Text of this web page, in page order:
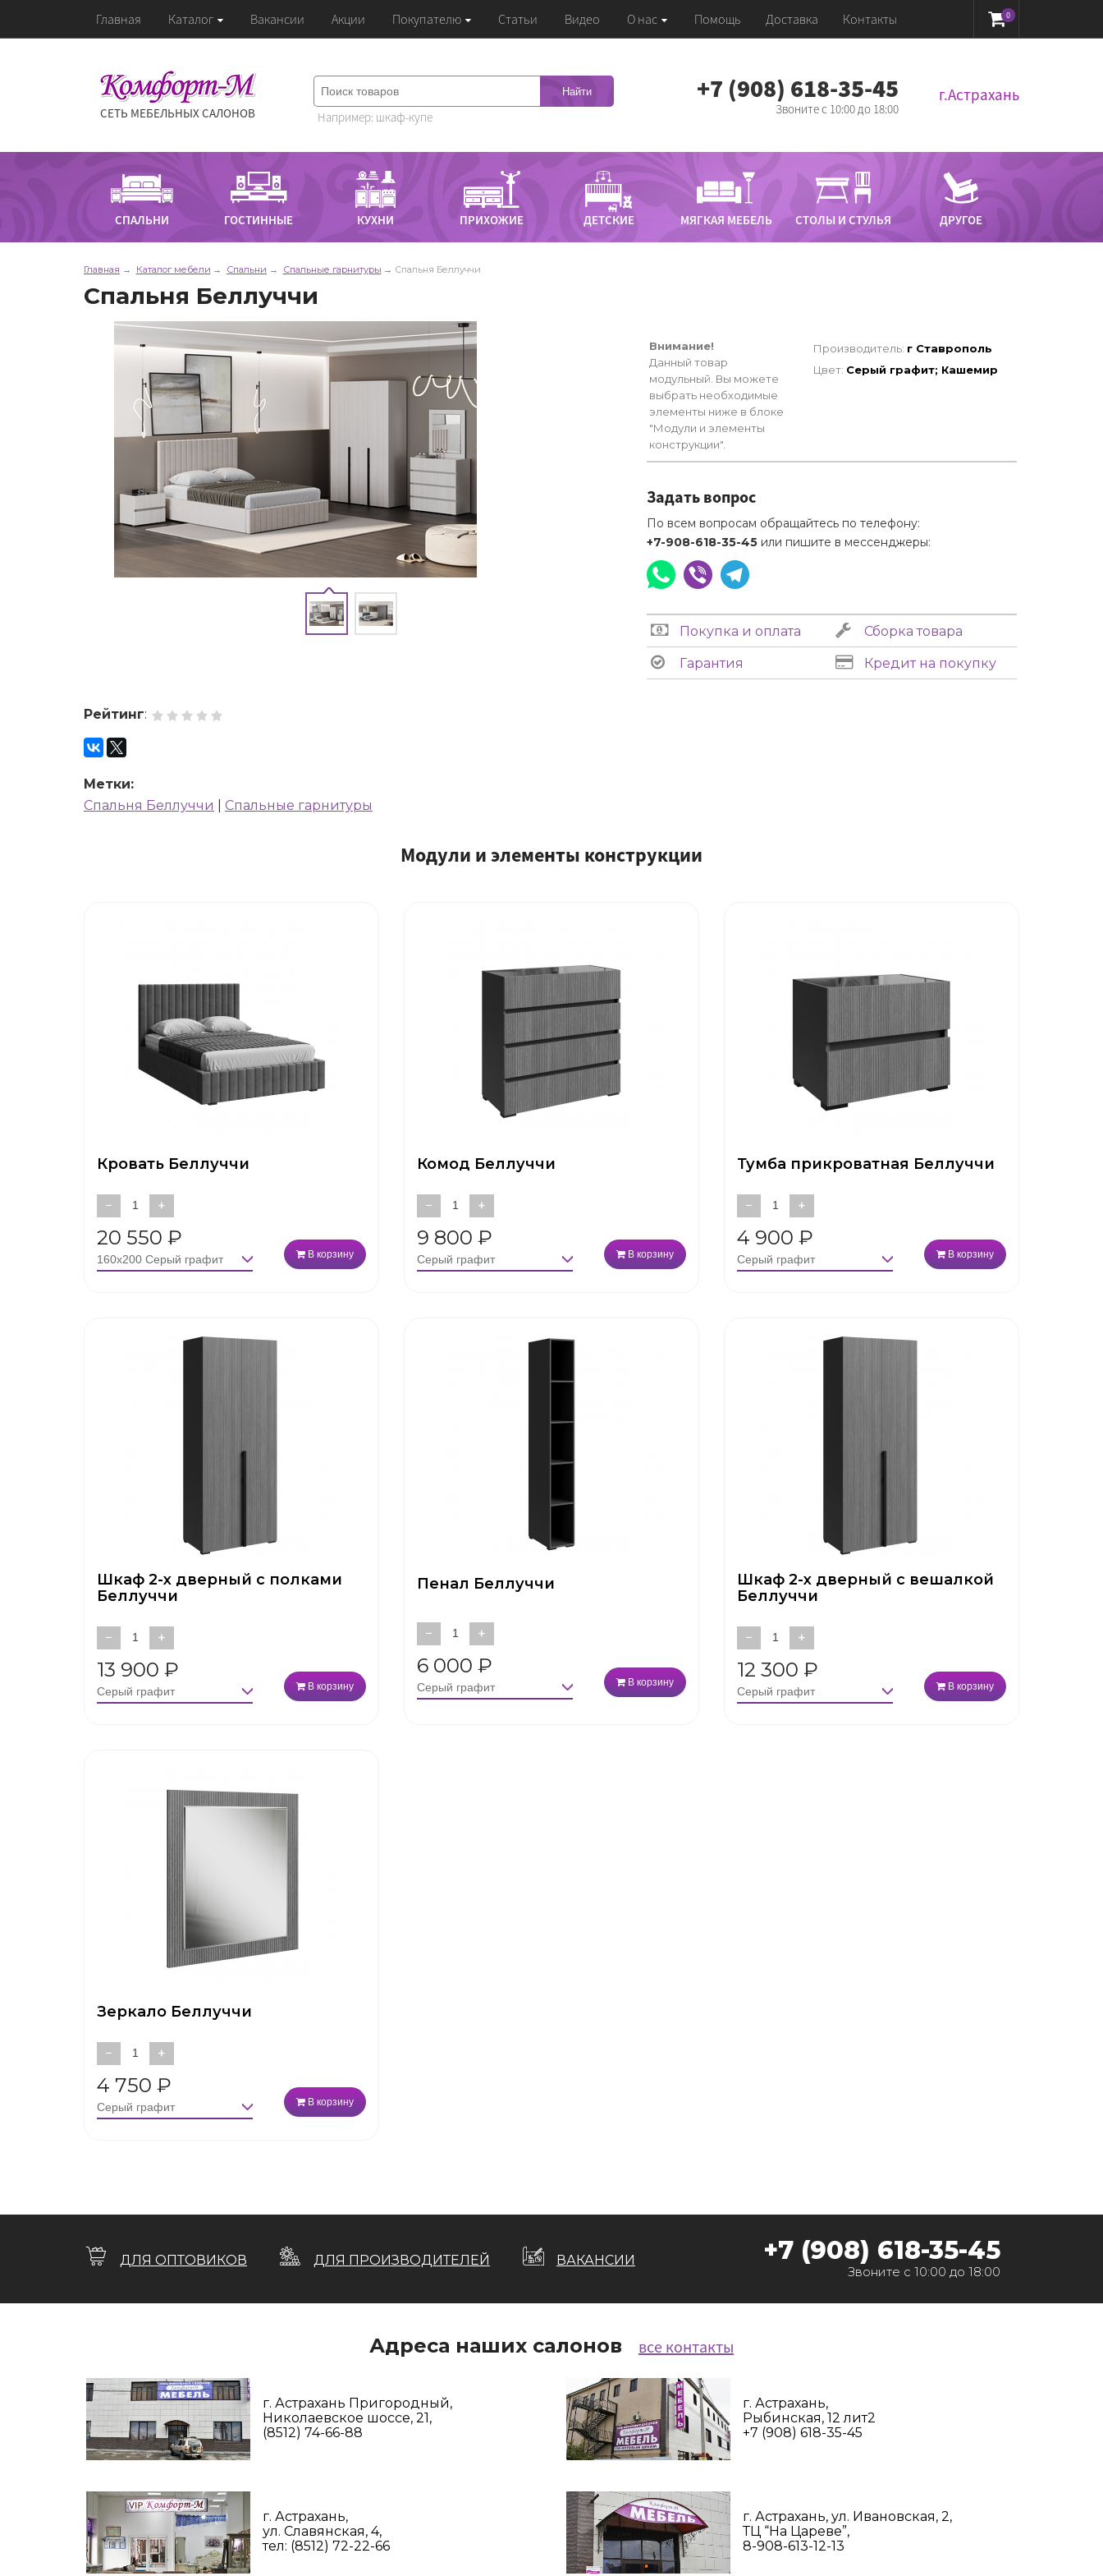
Главная Каталог Вакансии Акции Покупателю Статьи Видео О нас Помощь Доставка Контакты 0
СЕТЬ МЕБЕЛЬНЫХ САЛОНОВ
Найти
Например: шкаф-купе
‭+7 (908) 618-35-45‬
Звоните с 10:00 до 18:00
г.Астрахань
СПАЛЬНИ ГОСТИННЫЕ КУХНИ ПРИХОЖИЕ ДЕТСКИЕ МЯГКАЯ МЕБЕЛЬ СТОЛЫ И СТУЛЬЯ ДРУГОЕ
Главная Каталог мебели Спальни Спальные гарнитуры Спальня Беллуччи
Спальня Беллуччи
Внимание!
Данный товар
модульный. Вы можете
выбрать необходимые
элементы ниже в блоке
"Модули и элементы
конструкции".
Производитель: г Ставрополь
Цвет: Серый графит; Кашемир
Задать вопрос
По всем вопросам обращайтесь по телефону:
+7-908-618-35-45или пишите в мессенджеры:
Покупка и оплата Сборка товара
Гарантия Кредит на покупку
Рейтинг:
Метки:
Спальня Беллуччи
Спальные гарнитуры
Модули и элементы конструкции
Кровать Беллуччи
− +
20 550 ₽
В корзину
Комод Беллуччи
− +
9 800 ₽
В корзину
Тумба прикроватная Беллуччи
− +
4 900 ₽
В корзину
Шкаф 2-х дверный с полками
Беллуччи
− +
13 900 ₽
В корзину
Пенал Беллуччи
− +
6 000 ₽
В корзину
Шкаф 2-х дверный с вешалкой
Беллуччи
− +
12 300 ₽
В корзину
Зеркало Беллуччи
− +
4 750 ₽
В корзину
ДЛЯ ОПТОВИКОВ ДЛЯ ПРОИЗВОДИТЕЛЕЙ ВАКАНСИИ ‭+7 (908) 618-35-45‬
Звоните с 10:00 до 18:00
Адреса наших салонов все контакты
г. Астрахань Пригородный,
Николаевское шоссе, 21,
(8512) 74-66-88
г. Астрахань,
Рыбинская, 12 лит2
+7 (908) 618-35-45‬
г. Астрахань,
ул. Славянская, 4,
тел: (8512) 72-22-66
г. Астрахань, ул. Ивановская, 2,
ТЦ “На Цареве”,
8-908-613-12-13